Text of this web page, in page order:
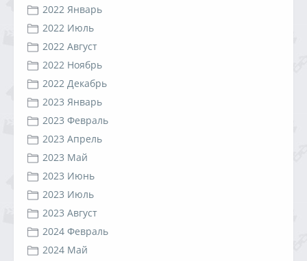
2022 Январь
2022 Июль
2022 Август
2022 Ноябрь
2022 Декабрь
2023 Январь
2023 Февраль
2023 Апрель
2023 Май
2023 Июнь
2023 Июль
2023 Август
2024 Февраль
2024 Май